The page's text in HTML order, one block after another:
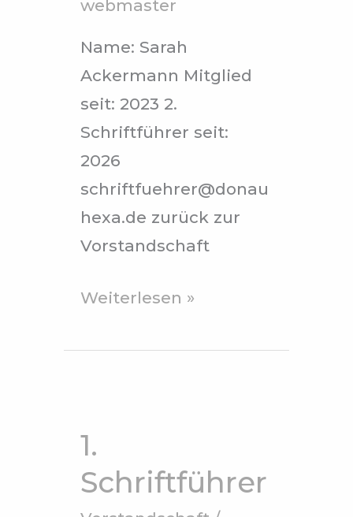
webmaster
Name: Sarah
Ackermann Mitglied
seit: 2023 2.
Schriftführer seit:
2026
schriftfuehrer@donau
hexa.de zurück zur
Vorstandschaft
Weiterlesen »
1.
Schriftführer